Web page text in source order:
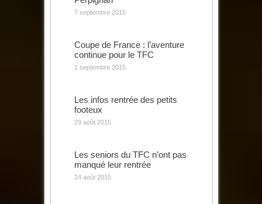
7 septembre 2015
Coupe de France : l’aventure
continue pour le TFC
1 septembre 2015
Les infos rentrée des petits
footeux
29 août 2015
Les seniors du TFC n’ont pas
manqué leur rentrée
24 août 2015